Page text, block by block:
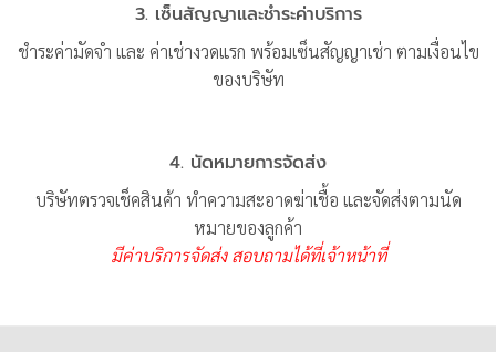
3. เซ็นสัญญาและชำระค่าบริการ
ชำระค่ามัดจำ และ ค่าเช่างวดแรก พร้อมเซ็นสัญญาเช่า ตามเงื่อนไข
ของบริษัท
4. นัดหมายการจัดส่ง
บริษัทตรวจเช็คสินค้า ทำความสะอาดฆ่าเชื้อ และจัดส่งตามนัด
หมายของลูกค้า
มีค่าบริการจัดส่ง สอบถามได้ที่เจ้าหน้าที่